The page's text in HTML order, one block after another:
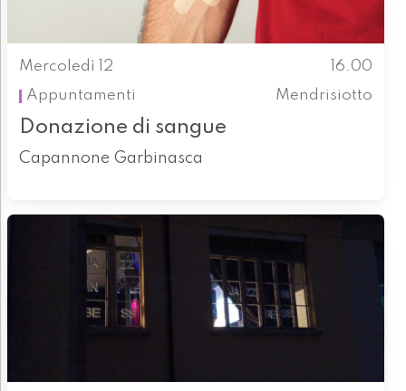
Mercoledì 12
16.00
Appuntamenti
Mendrisiotto
Donazione di sangue
Capannone Garbinasca